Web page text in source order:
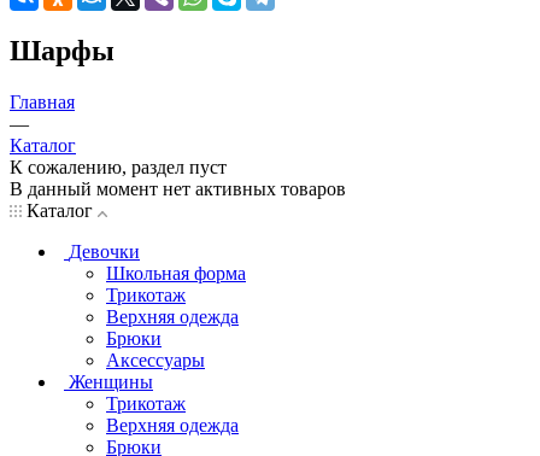
Шарфы
Главная
—
Каталог
К сожалению, раздел пуст
В данный момент нет активных товаров
Каталог
Девочки
Школьная форма
Трикотаж
Верхняя одежда
Брюки
Аксессуары
Женщины
Трикотаж
Верхняя одежда
Брюки